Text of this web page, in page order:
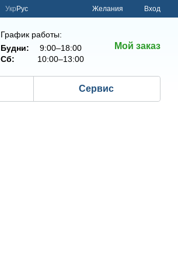
Укр Рус Желания Вход
График работы:
Будни:
9:00–18:00
Сб:
10:00–13:00
Мой заказ
Сервис